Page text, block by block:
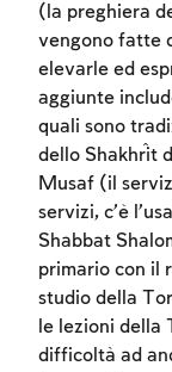
(la preghiera
vengono fatte
elevarle ed
aggiunte
quali sono
dello Shakĥrit
Musaf (il
servizi, c’è
Shabbat
primario con il
studio della
le lezioni della
difficoltà ad
To mark
to create